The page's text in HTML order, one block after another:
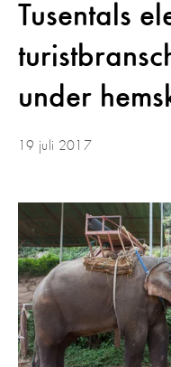
Tusentals
under
19 juli 2017